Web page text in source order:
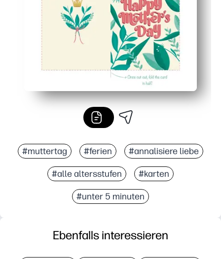
Perfekt für Eltern und Lehrer — es ist einfach, ein oder
#muttertag #ferien #annalisiere liebe
#alle altersstufen #karten
#unter 5 minuten
Ebenfalls interessieren